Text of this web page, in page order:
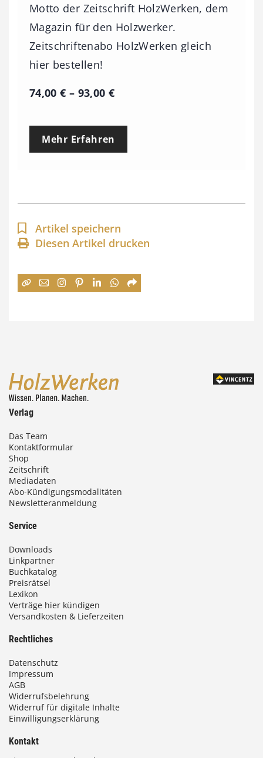
Motto der Zeitschrift HolzWerken, dem
Magazin für den Holzwerker.
Zeitschriftenabo HolzWerken gleich
hier bestellen!
74,00€ – 93,00 €P
e
p
a
n
e
0
€
Mehr Erfahren
Artikel speichern
Diesen Artikel drucken
Verlag
Das Team
Kontaktformular
Shop
Zeitschrift
Mediadaten
Abo-Kündigungsmodalitäten
Newsletteranmeldung
Service
Downloads
Linkpartner
Buchkatalog
Preisrätsel
Lexikon
Verträge hier kündigen
Versandkosten & Lieferzeiten
Rechtliches
Datenschutz
Impressum
AGB
Widerrufsbelehrung
Widerruf für digitale Inhalte
Einwilligungserklärung
Kontakt